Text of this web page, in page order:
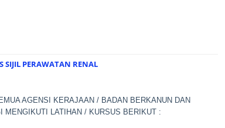
PERAWATAN RENAL
AGENSI KERAJAAN / BADAN BERKANUN DAN
MENGIKUTI LATIHAN / KURSUS BERIKUT :